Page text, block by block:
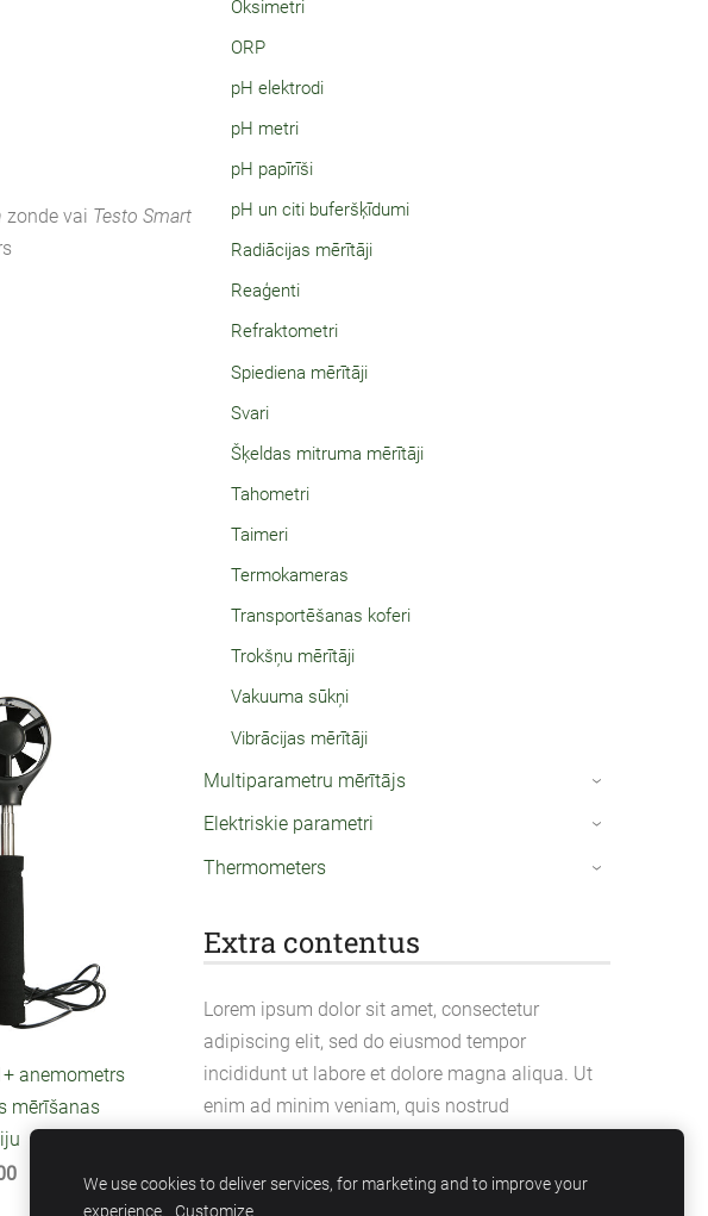
Oksimetri
ORP
pH elektrodi
pH metri
pH papīrīši
pH un citi buferšķīdumi
Radiācijas mērītāji
Reaģenti
Refraktometri
Spiediena mērītāji
Svari
Šķeldas mitruma mērītāji
Tahometri
Taimeri
Termokameras
Transportēšanas koferi
Trokšņu mērītāji
Vakuuma sūkņi
Vibrācijas mērītāji
Multiparametru mērītājs ›
Elektriskie parametri ›
Thermometers ›
Extra contentus
Lorem ipsum dolor sit amet, consectetur
adipiscing elit, sed do eiusmod tempor
incididunt ut labore et dolore magna aliqua. Ut
enim ad minim veniam, quis nostrud
zonde vai Testo Smart
anemometrs
mērīšanas
We use cookies to deliver services, for marketing and to improve your
experience.
Customize